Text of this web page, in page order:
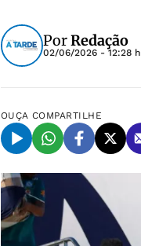
PorRedação
02/06/2026 - 12:28 h
OUÇA COMPARTILHE